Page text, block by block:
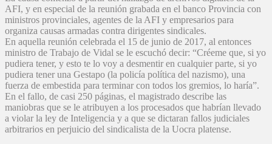
AFI, y en especial de la reunión grabada en el banco Provincia con
ministros provinciales, agentes de la AFI y empresarios para
organiza causas armadas contra dirigentes sindicales.
En aquella reunión celebrada el 15 de junio de 2017, al entonces
ministro de Trabajo de Vidal se le escuchó decir: “Créeme que, si yo
pudiera tener, y esto te lo voy a desmentir en cualquier parte, si yo
pudiera tener una Gestapo (la policía política del nazismo), una
fuerza de embestida para terminar con todos los gremios, lo haría”.
En el fallo, de casi 250 páginas, el magistrado describe las
maniobras que se le atribuyen a los procesados que habrían llevado
a violar la ley de Inteligencia y a que se dictaran fallos judiciales
arbitrarios en perjuicio del sindicalista de la Uocra platense.